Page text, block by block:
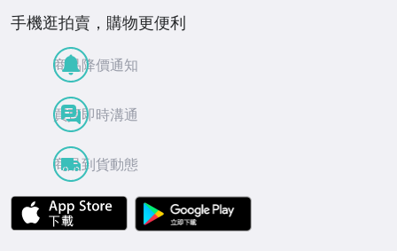
手機逛拍賣，購物更便利
商品降價通知
買賣即時溝通
商品到貨動態
APP Store